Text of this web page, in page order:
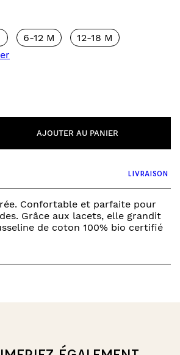
6-12 M
12-18 M
AJOUTER AU PANIER
LIVRAISON
Confortable et parfaite pour
Grâce aux lacets, elle grandit
de coton 100% bio certifié